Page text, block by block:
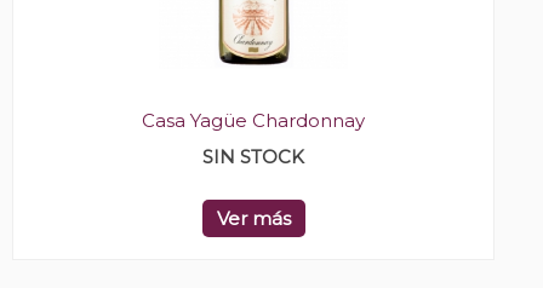
Casa Yagüe Chardonnay
SIN STOCK
Ver más